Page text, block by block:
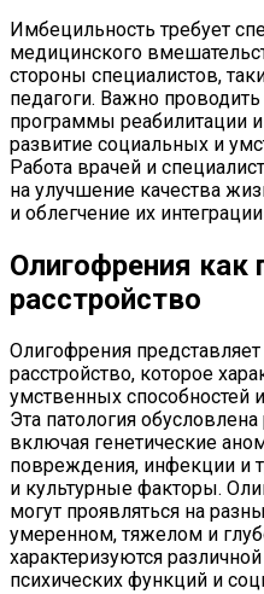
Имбецильность требует
медицинского
стороны специалистов,
педагоги. Важно
программы реабилитации
развитие социальных и
Работа врачей и
на улучшение качества
и облегчение их
Олигофрения как
расстройство
Олигофрения
расстройство, которое
умственных способностей
Эта патология
включая генетические
повреждения, инфекции и
и культурные факторы.
могут проявляться на
умеренном, тяжелом и
характеризуются
психических функций и